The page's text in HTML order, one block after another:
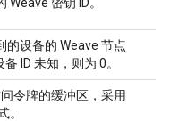
的设备的 Weave 节点
备 ID 未知，则为 0。
令牌的缓冲区，采用
。